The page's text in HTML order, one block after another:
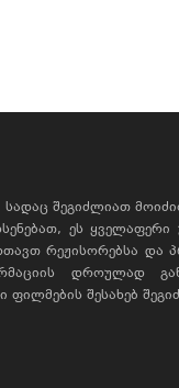
სადაც შეგიძლიათ
ეს
რეჟისორებსა და
დროულად
შესახებ